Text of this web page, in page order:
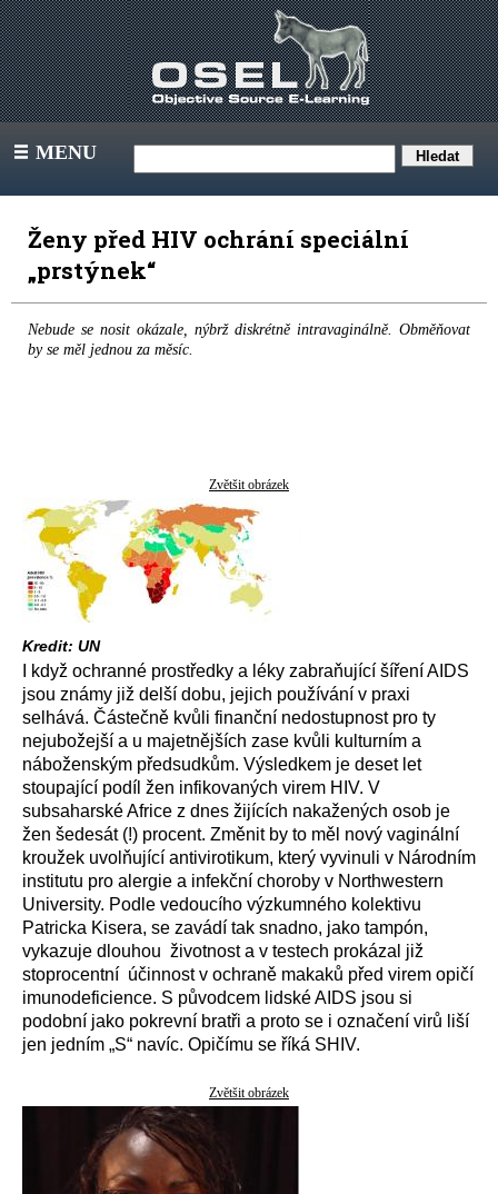
III MENU
Ženy před HIV ochrání speciální
„prstýnek“
Nebude se nosit okázale, nýbrž diskrétně intravaginálně. Obměňovat
by se měl jednou za měsíc.
Zvětšit obrázek
Kredit: UN
I když ochranné prostředky a léky zabraňující šíření AIDS
jsou známy již delší dobu, jejich používání v praxi
selhává. Částečně kvůli finanční nedostupnost pro ty
nejubožejší a u majetnějších zase kvůli kulturním a
náboženským předsudkům. Výsledkem je deset let
stoupající podíl žen infikovaných virem HIV. V
subsaharské Africe z dnes žijících nakažených osob je
žen šedesát (!) procent. Změnit by to měl nový vaginální
kroužek uvolňující antivirotikum, který vyvinuli v Národním
institutu pro alergie a infekční choroby v Northwestern
University. Podle vedoucího výzkumného kolektivu
Patricka Kisera, se zavádí tak snadno, jako tampón,
vykazuje dlouhou životnost a v testech prokázal již
stoprocentní účinnost v ochraně makaků před virem opičí
imunodeficience. S původcem lidské AIDS jsou si
podobní jako pokrevní bratři a proto se i označení virů liší
jen jedním „S“ navíc. Opičímu se říká SHIV.
Zvětšit obrázek